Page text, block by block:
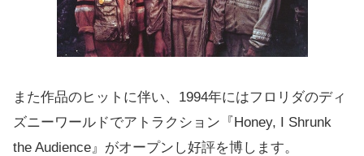
また作品のヒットに伴い、1994年にはフロリダのディ
ズニーワールドでアトラクション『Honey, I Shrunk
the Audience』がオープンし好評を博します。